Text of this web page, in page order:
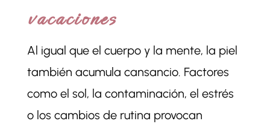
vacaciones
Al igual que el cuerpo y la mente, la piel
también acumula cansancio. Factores
como el sol, la contaminación, el estrés
o los cambios de rutina provocan